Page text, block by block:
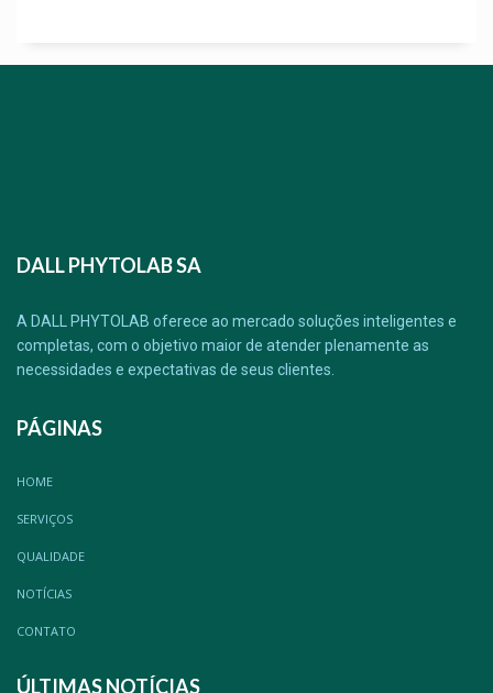
DALL PHYTOLAB SA
A DALL PHYTOLAB oferece ao mercado soluções inteligentes e
completas, com o objetivo maior de atender plenamente as
necessidades e expectativas de seus clientes.
PÁGINAS
HOME
SERVIÇOS
QUALIDADE
NOTÍCIAS
CONTATO
ÚLTIMAS NOTÍCIAS